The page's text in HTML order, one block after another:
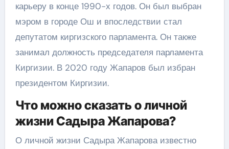
карьеру в конце 1990-х годов. Он был выбран
мэром в городе Ош и впоследствии стал
депутатом киргизского парламента. Он также
занимал должность председателя парламента
Киргизии. В 2020 году Жапаров был избран
президентом Киргизии.
Что можно сказать о личной
жизни Садыра Жапарова?
О личной жизни Садыра Жапарова известно